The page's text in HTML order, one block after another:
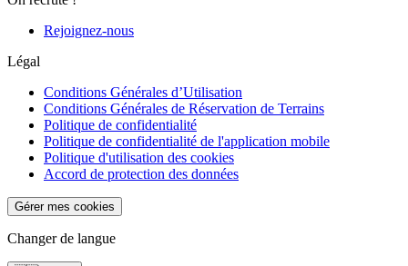
Rejoignez-nous
Légal
Conditions Générales d’Utilisation
Conditions Générales de Réservation de Terrains
Politique de confidentialité
Politique de confidentialité de l'application mobile
Politique d'utilisation des cookies
Accord de protection des données
Gérer mes cookies
Changer de langue